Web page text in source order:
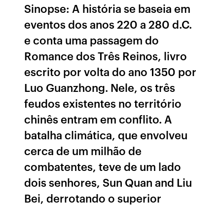
Sinopse: A história se baseia em
eventos dos anos 220 a 280 d.C.
e conta uma passagem do
Romance dos Três Reinos, livro
escrito por volta do ano 1350 por
Luo Guanzhong. Nele, os três
feudos existentes no território
chinês entram em conflito. A
batalha climática, que envolveu
cerca de um milhão de
combatentes, teve de um lado
dois senhores, Sun Quan and Liu
Bei, derrotando o superior